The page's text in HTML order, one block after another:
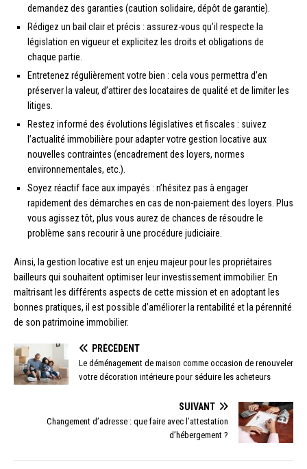
demandez des garanties (caution solidaire, dépôt de garantie).
Rédigez un bail clair et précis : assurez-vous qu’il respecte la
législation en vigueur et explicitez les droits et obligations de
chaque partie.
Entretenez régulièrement votre bien : cela vous permettra d’en
préserver la valeur, d’attirer des locataires de qualité et de limiter les
litiges.
Restez informé des évolutions législatives et fiscales : suivez
l’actualité immobilière pour adapter votre gestion locative aux
nouvelles contraintes (encadrement des loyers, normes
environnementales, etc.).
Soyez réactif face aux impayés : n’hésitez pas à engager
rapidement des démarches en cas de non-paiement des loyers. Plus
vous agissez tôt, plus vous aurez de chances de résoudre le
problème sans recourir à une procédure judiciaire.
Ainsi, la gestion locative est un enjeu majeur pour les propriétaires
bailleurs qui souhaitent optimiser leur investissement immobilier. En
maîtrisant les différents aspects de cette mission et en adoptant les
bonnes pratiques, il est possible d’améliorer la rentabilité et la pérennité
de son patrimoine immobilier.
PRÉCÉDENT
Le déménagement de maison comme occasion de renouveler
votre décoration intérieure pour séduire les acheteurs
SUIVANT
Changement d’adresse : que faire avec l’attestation
d’hébergement ?